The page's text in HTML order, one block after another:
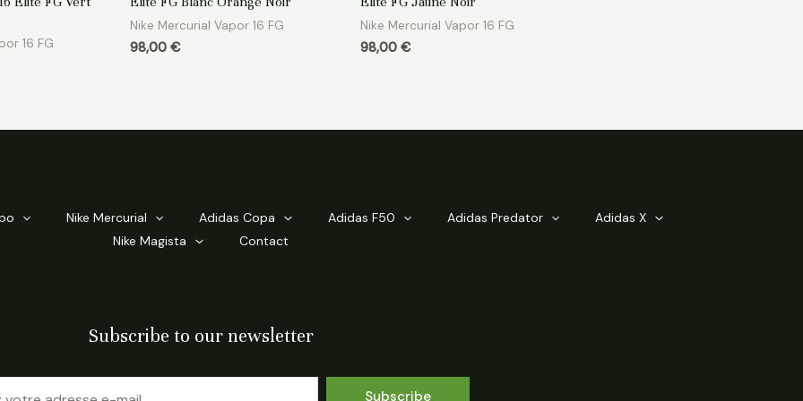
16 FG
sur
Nike Mercurial Vapor 16 FG
98,00 €
sur
Nike Mercurial Vapor 16 FG
98,00 €
Nike Mercurial Adidas Copa Adidas F50 Adidas Predator
Adidas X
Nike Magista
Contact
Subscribe to our newsletter
Subscribe